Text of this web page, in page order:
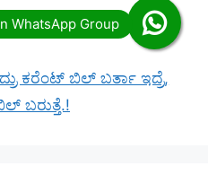
ಆಸಕ್ತ ಅಭ್ಯರ್ಥಿಗಳು ಅರ್ಜಿ
ಕರೆಂಟ್ ಬಿಲ್ ಬರ್ತಾ ಇದ್ರೆ,
ಬರುತ್ತೆ.!